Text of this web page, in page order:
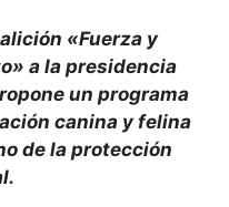
«Fuerza y
a la presidencia
un programa
canina y felina
de la protección